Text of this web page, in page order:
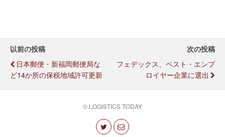
以前の投稿
日本郵便・新福岡郵便局な
ど14か所の保税地域許可更新
次の投稿
フェデックス、ベスト・エンプ
ロイヤー企業に選出
© LOGISTICS TODAY